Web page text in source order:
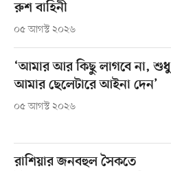
রুশ বাহিনী
০৫ আগস্ট ২০২৬
‘আমার আর কিছু লাগবে না, শুধু
আমার ছেলেটারে আইনা দেন’
০৫ আগস্ট ২০২৬
রাশিয়ার জনবহুল সৈকতে